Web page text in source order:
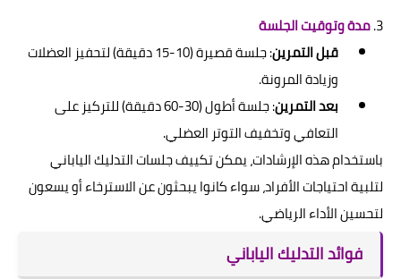
3. مدة وتوقيت الجلسة
قبل التمرين
: جلسة قصيرة (10-15 دقيقة) لتحفيز العضلات
وزيادة المرونة.
بعد التمرين
: جلسة أطول (30-60 دقيقة) للتركيز على
التعافي وتخفيف التوتر العضلي.
باستخدام هذه الإرشادات، يمكن تكييف جلسات التدليك الياباني
لتلبية احتياجات الأفراد، سواء كانوا يبحثون عن الاسترخاء أو يسعون
لتحسين الأداء الرياضي.
فوائد التدليك الياباني